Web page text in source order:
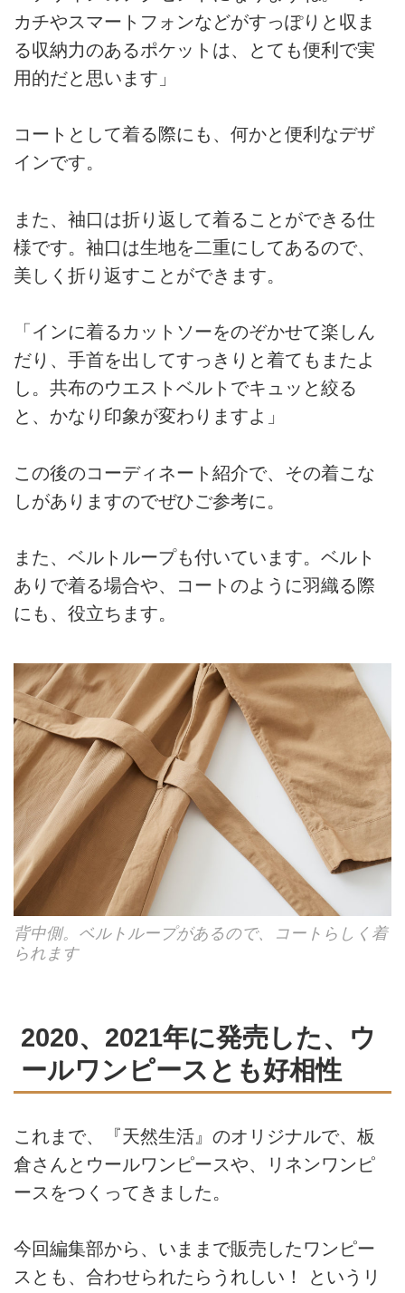
カチやスマートフォンなどがすっぽりと収ま
る収納力のあるポケットは、とても便利で実
用的だと思います」
コートとして着る際にも、何かと便利なデザ
インです。
また、袖口は折り返して着ることができる仕
様です。袖口は生地を二重にしてあるので、
美しく折り返すことができます。
「インに着るカットソーをのぞかせて楽しん
だり、手首を出してすっきりと着てもまたよ
し。共布のウエストベルトでキュッと絞る
と、かなり印象が変わりますよ」
この後のコーディネート紹介で、その着こな
しがありますのでぜひご参考に。
また、ベルトループも付いています。ベルト
ありで着る場合や、コートのように羽織る際
にも、役立ちます。
背中側。ベルトループがあるので、コートらしく着
られます
2020、2021年に発売した、ウ
ールワンピースとも好相性
これまで、『天然生活』のオリジナルで、板
倉さんとウールワンピースや、リネンワンピ
ースをつくってきました。
今回編集部から、いままで販売したワンピー
スとも、合わせられたらうれしい！ というリ